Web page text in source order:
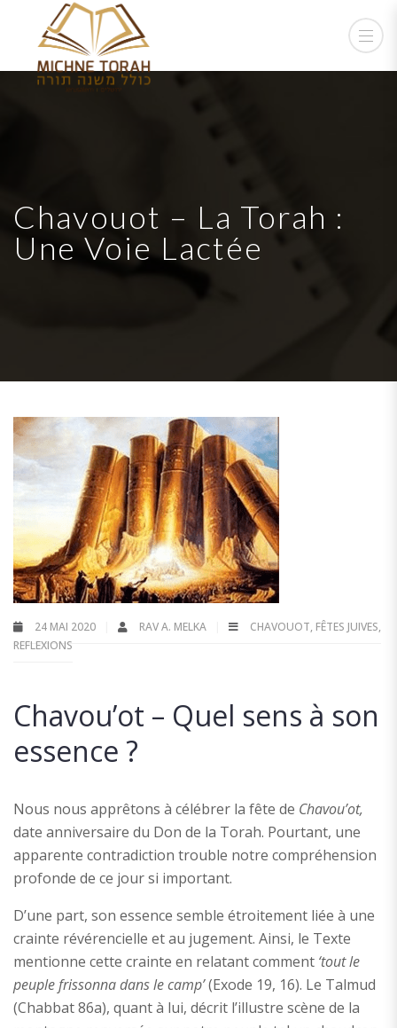
Chavouot – La Torah :
Une Voie Lactée
24 MAI 2020 RAV A. MELKA CHAVOUOT, FÊTES JUIVES,
REFLEXIONS
Chavou’ot – Quel sens à son
essence ?
Nous nous apprêtons à célébrer la fête de Chavou’ot,
date anniversaire du Don de la Torah. Pourtant, une
apparente contradiction trouble notre compréhension
profonde de ce jour si important.
D’une part, son essence semble étroitement liée à une
crainte révérencielle et au jugement. Ainsi, le Texte
mentionne cette crainte en relatant comment ‘tout le
peuple frissonna dans le camp’(Exode 19, 16). Le Talmud
(Chabbat 86a), quant à lui, décrit l’illustre scène de la